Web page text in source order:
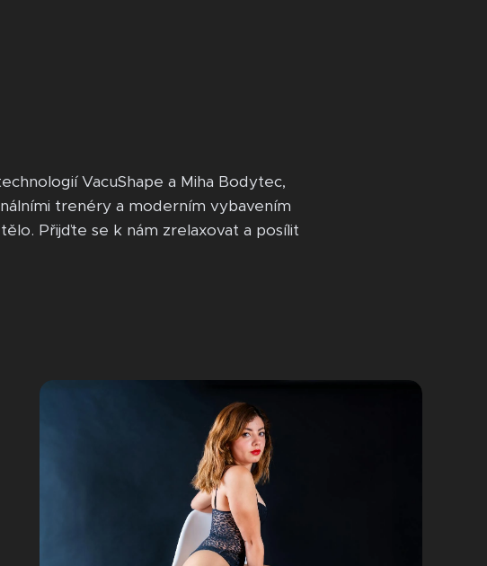
VacuShape a Miha Bodytec,
trenéry a moderním vybavením
Přijďte se k nám zrelaxovat a posílit